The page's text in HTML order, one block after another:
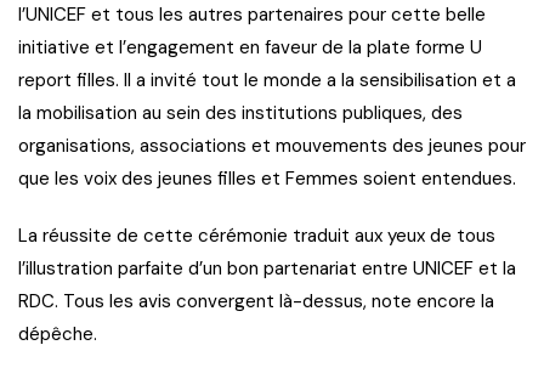
l’UNICEF et tous les autres partenaires pour cette belle
initiative et l’engagement en faveur de la plate forme U
report filles. Il a invité tout le monde a la sensibilisation et a
la mobilisation au sein des institutions publiques, des
organisations, associations et mouvements des jeunes pour
que les voix des jeunes filles et Femmes soient entendues.
La réussite de cette cérémonie traduit aux yeux de tous
l’illustration parfaite d’un bon partenariat entre UNICEF et la
RDC. Tous les avis convergent là-dessus, note encore la
dépêche.